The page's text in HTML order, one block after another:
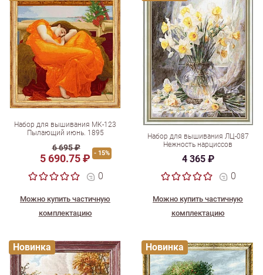
Набор для вышивания МК-123
Пылающий июнь. 1895
6 695 ₽
5 690.75 ₽ - 15%
0
Можно купить частичную
комплектацию
Набор для вышивания ЛЦ-087
Нежность нарциссов
4 365 ₽
0
Можно купить частичную
комплектацию
Новинка Новинка